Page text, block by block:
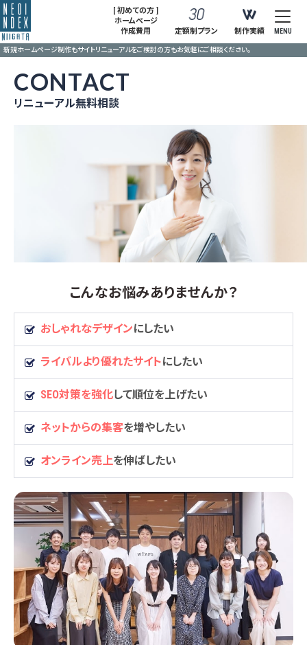
[ 初めての方 ]
ホームページ
作成費用
定額制プラン 制作実績 MENU
新規ホームページ制作もサイトリニューアルをご検討の方もお気軽にご相談ください。
CONTACT
リニューアル無料相談
こんなお悩みありませんか？
おしゃれなデザインにしたい
ライバルより優れたサイトにしたい
SEO対策を強化して順位を上げたい
ネットからの集客を増やしたい
オンライン売上を伸ばしたい